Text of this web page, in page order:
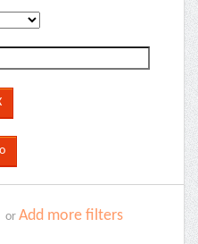
or Add more filters